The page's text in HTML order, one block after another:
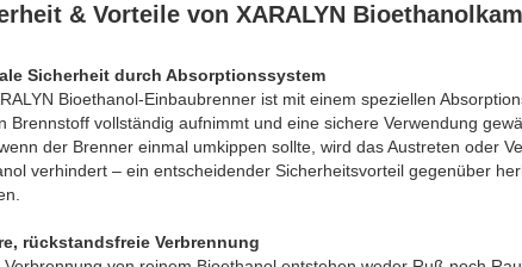
& Vorteile von XARALYN
Sicherheit durch Absorptionssystem
Bioethanol-Einbaubrenner ist mit einem speziellen
Brennstoff vollständig aufnimmt und eine sichere Verwendung
der Brenner einmal umkippen sollte, wird das Austreten oder
verhindert – ein entscheidender Sicherheitsvorteil gegenüber
rückstandsfreie Verbrennung